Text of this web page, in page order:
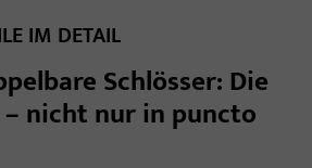
IM DETAIL
Schlösser: Die
nicht nur in puncto